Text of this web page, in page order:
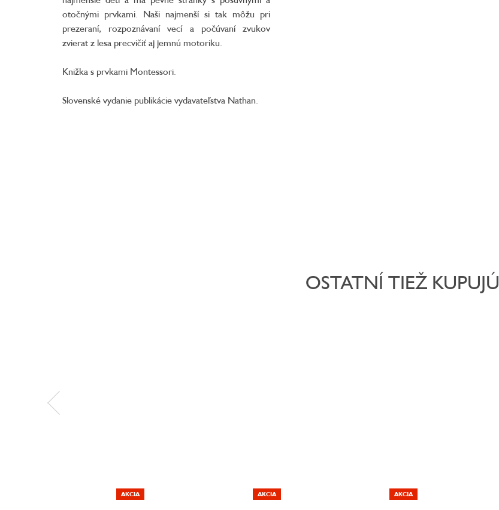
otočnými prvkami. Naši najmenší si tak môžu pri
prezeraní, rozpoznávaní vecí a počúvaní zvukov
zvierat z lesa precvičiť aj jemnú motoriku.
Knižka s prvkami Montessori.
Slovenské vydanie publikácie vydavateľstva Nathan.
OSTATNÍ TIEŽ KUPUJÚ
AKCIA AKCIA AKCIA